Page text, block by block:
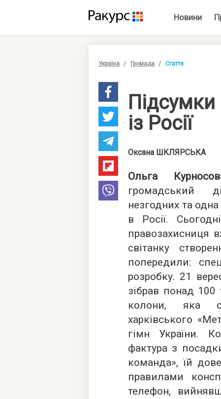
Новини
Україна Громада Стаття
із Росії
Оксана ШКЛЯРСЬКА
Ольга
громадський
незгодних та
в Росії.
правозахисниця
світанку
попередили:
розробку. 21
зібрав понад
колони, яка
харківського
гімн України.
фактура з
команда», їй
правилами
телефон,